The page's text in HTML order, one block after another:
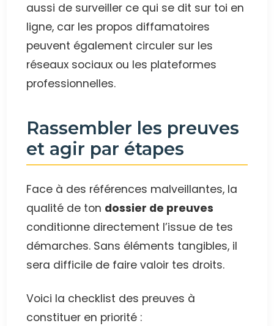
aussi de surveiller ce qui se dit sur toi en
ligne, car les propos diffamatoires
peuvent également circuler sur les
réseaux sociaux ou les plateformes
professionnelles.
Rassembler les preuves
et agir par étapes
Face à des références malveillantes, la
qualité de ton dossier de preuves
conditionne directement l’issue de tes
démarches. Sans éléments tangibles, il
sera difficile de faire valoir tes droits.
Voici la checklist des preuves à
constituer en priorité :